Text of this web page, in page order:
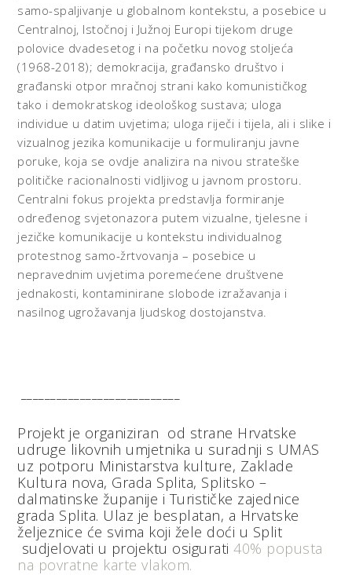
samo-spaljivanje u globalnom kontekstu, a posebice u
Centralnoj, Istočnoj i Južnoj Europi tijekom druge
polovice dvadesetog i na početku novog stoljeća
(1968-2018); demokracija, građansko društvo i
građanski otpor mračnoj strani kako komunističkog
tako i demokratskog ideološkog sustava; uloga
individue u datim uvjetima; uloga riječi i tijela, ali i slike i
vizualnog jezika komunikacije u formuliranju javne
poruke, koja se ovdje analizira na nivou strateške
političke racionalnosti vidljivog u javnom prostoru.
Centralni fokus projekta predstavlja formiranje
određenog svjetonazora putem vizualne, tjelesne i
jezičke komunikacije u kontekstu individualnog
protestnog samo-žrtvovanja – posebice u
nepravednim uvjetima poremećene društvene
jednakosti, kontaminirane slobode izražavanja i
nasilnog ugrožavanja ljudskog dostojanstva.
Projekt je organiziran od strane Hrvatske
udruge likovnih umjetnika u suradnji s UMAS
uz potporu Ministarstva kulture, Zaklade
Kultura nova, Grada Splita, Splitsko –
dalmatinske županije i Turističke zajednice
grada Splita. Ulaz je besplatan, a Hrvatske
željeznice će svima koji žele doći u Split
sudjelovati u projektu osigurati40% popusta
na povratne karte vlakom.